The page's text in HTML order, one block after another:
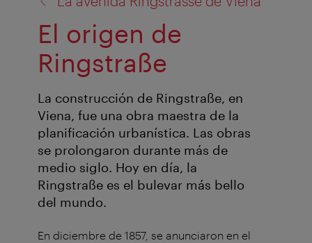
El origen de
Ringstraße
La construcción de Ringstraße, en
Viena, fue una obra maestra de la
planificación urbanística. Las obras
se prolongaron durante más de
medio siglo. Hoy en día, la
Ringstraße es el bulevar más bello
del mundo.
En diciembre de 1857, se anunciaron en el